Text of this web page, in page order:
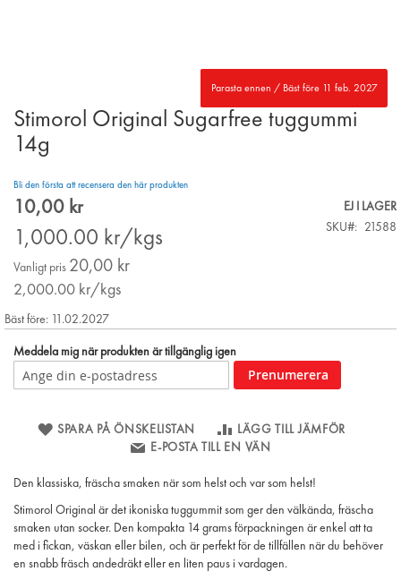
Parasta ennen / Bäst före 11 feb. 2027
Skip
to
the
of
the
gallery
Stimorol Original Sugarfree tuggummi
14g
Bli den första att recensera den här produkten
Special
10,00 kr
1,000.00 kr/kgs
Vanligt pris 20,00 kr
2,000.00 kr/kgs
EJ I LAGER
SKU
21588
Bäst före: 11.02.2027
Meddela mig när produkten är tillgänglig igen
Prenumerera
SPARA PÅ ÖNSKELISTAN
LÄGG TILL JÄMFÖR
E-POSTA TILL EN VÄN
Den klassiska, fräscha smaken när som helst och var som helst!
Stimorol Original är det ikoniska tuggummit som ger den välkända, fräscha
smaken utan socker. Den kompakta 14 grams förpackningen är enkel att ta
med i fickan, väskan eller bilen, och är perfekt för de tillfällen när du behöver
en snabb fräsch andedräkt eller en liten paus i vardagen.